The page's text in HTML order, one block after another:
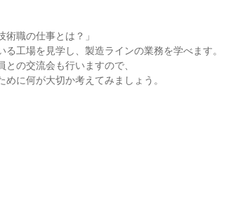
術職の仕事とは？」
工場を見学し、製造ラインの業務を学べます。
の交流会も行いますので、
に何が大切か考えてみましょう。